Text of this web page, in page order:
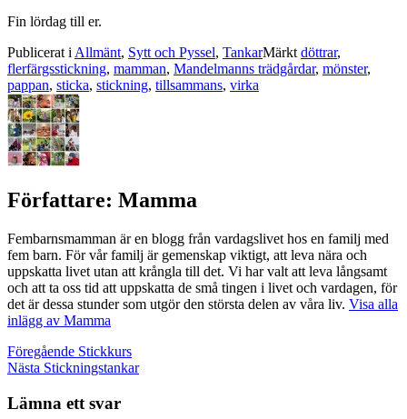
Fin lördag till er.
Publicerat i Allmänt, Sytt och Pyssel, TankarMärkt döttrar,
flerfärgsstickning, mamman, Mandelmanns trädgårdar, mönster,
pappan, sticka, stickning, tillsammans, virka
Författare: Mamma
Fembarnsmamman är en blogg från vardagslivet hos en familj med
fem barn. För vår familj är gemenskap viktigt, att leva nära och
uppskatta livet utan att krångla till det. Vi har valt att leva långsamt
och att ta oss tid att uppskatta de små tingen i livet och vardagen, för
det är dessa stunder som utgör den största delen av våra liv. Visa alla
inlägg av Mamma
Inläggsnavigering
Föregående Stickkurs
Nästa Stickningstankar
Lämna ett svar